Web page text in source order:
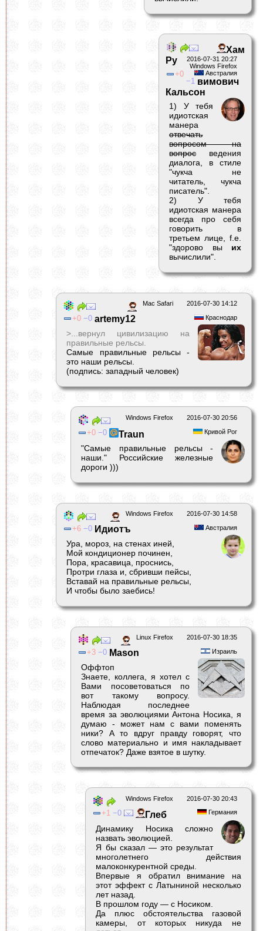
2016-07-31 20:27
Windows Firefox
Австралия
0
1
Хам
Ру
вимович
Кальсон
1) У тебя
идиотская
манера
отвечать
вопросом на
вопросведения
диалога, в стиле
"чукча не
читатель, чукча
писатель".
2) У тебя
идиотская манера
всегда про себя
говорить в
третьем лице, f.e.
"здорово вы их
вычислили".
2016-07-30 14:12
Mac Safari
Краснодар
0 0 artemy12
>...вернул цивилизацию на
правильные рельсы.
Самые правильные рельсы -
это наши рельсы.
(подпись: западный человек)
2016-07-30 20:56
Windows Firefox
Кривой Рог
0 0 Traun
"Самые правильные рельсы -
наши." Российские железные
дороги )))
2016-07-30 14:58
Windows Firefox
Австралия
6 0 Идиотъ
Ура, мороз, на стенах иней,
Мой кондиционер починен,
Пора, красавица, проснись,
Протри глаза и, сбривши пейсы,
Вставай на правильные рельсы,
И чтобы было заебись!
2016-07-30 18:35
Linux Firefox
Израиль
3 0 Mason
Оффтоп
Знаете, коллега, я хотел с
Вами посоветоваться по
вот такому вопросу.
Наблюдая последнее
время за эволюциями Антона Носика, я
думаю - может нам с вами поменять
ники? А то вдруг правду говорят, что
слово материально и имя накладывает
отпечаток? Даже взятое в шутку.
2016-07-30 20:43
Windows Firefox
Германия
1 0 Глеб
Динамику Носика сложно
назвать эволюцией.
Я бы сказал — это результат
многолетнего действия
малоконкурентной среды.
Впервые я обратил внимание на
этот эффект с Латыниной несколько
лет назад.
В прошлом году — с Носиком.
Да плюс обстоятельства газовой
камеры, от которых никуда не